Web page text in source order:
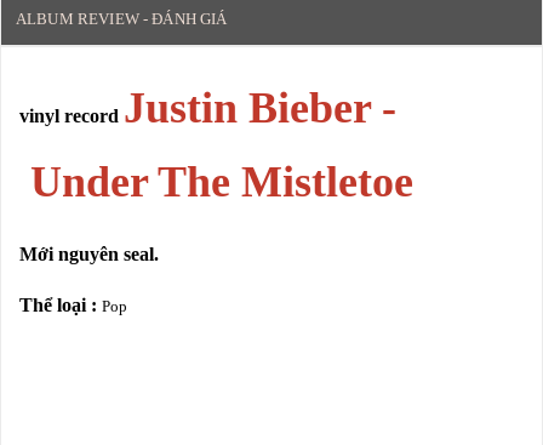
ALBUM REVIEW - ĐÁNH GIÁ
vinyl record Justin Bieber -
Under The Mistletoe
Mới nguyên seal.
Thể loại : Pop